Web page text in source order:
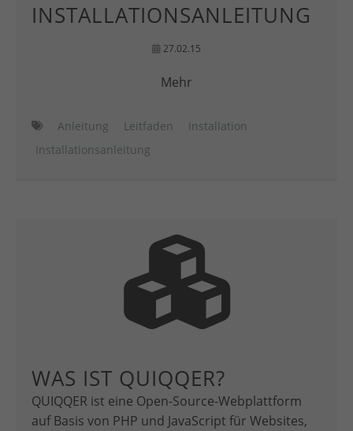
INSTALLATIONSANLEITUNG
27.02.15
Mehr
Anleitung Leitfaden
Installation
Installationsanleitung
WAS IST QUIQQER?
QUIQQER ist eine Open-Source-Webplattform
auf Basis von PHP und JavaScript für Websites,